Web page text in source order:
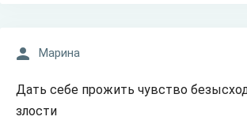
Марина
Дать себе прожить чувство
злости